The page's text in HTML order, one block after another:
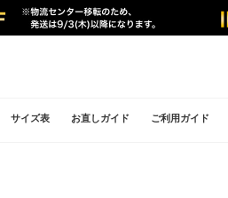
サイズ表 お直しガイド ご利用ガイド